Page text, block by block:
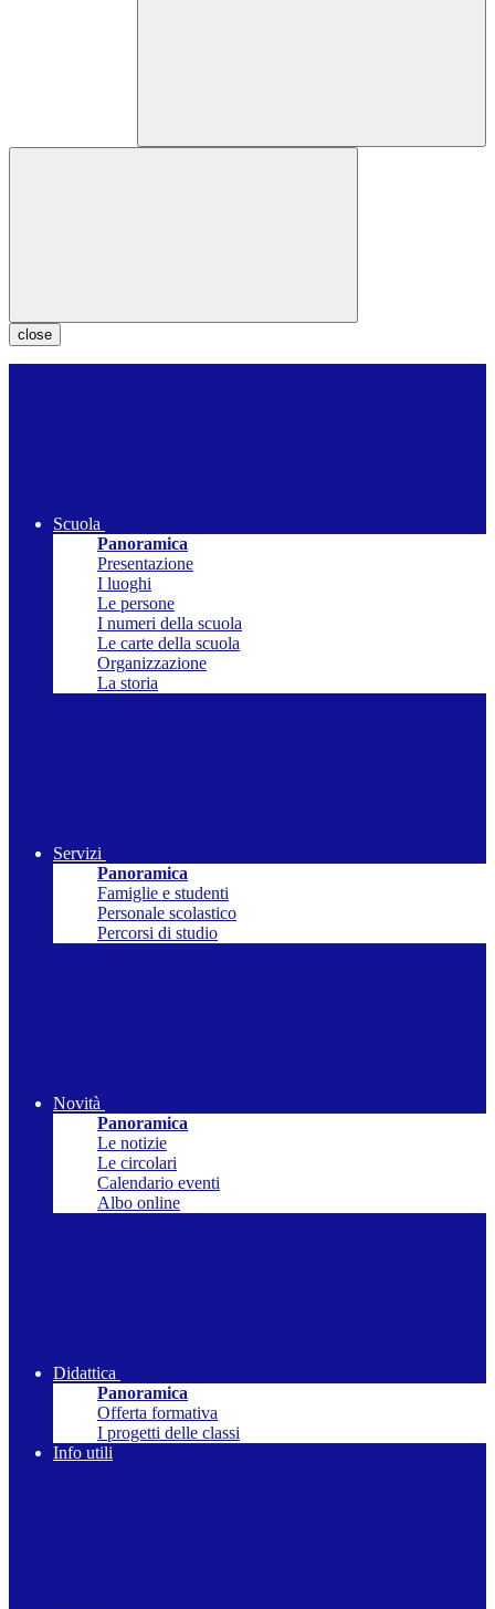
close
Scuola
Panoramica
Presentazione
I luoghi
Le persone
I numeri della scuola
Le carte della scuola
Organizzazione
La storia
Servizi
Panoramica
Famiglie e studenti
Personale scolastico
Percorsi di studio
Novità
Panoramica
Le notizie
Le circolari
Calendario eventi
Albo online
Didattica
Panoramica
Offerta formativa
I progetti delle classi
Info utili